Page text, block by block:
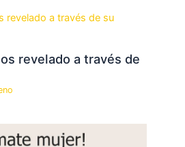
revelado a través de